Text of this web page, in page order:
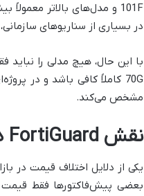
101F و مدل‌های بالاتر معمولاً بیشتر بررسی می‌شوند. برای نمونه،
در بسیاری از سناریوهای سازمانی، VPN، کنترل کاربران، Web Filtering و امنیت شبکه قابل بررسی است.
مشخص می‌کند.
نقش FortiGuard در خرید FortiGate